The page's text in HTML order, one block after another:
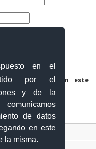
en el
por el
y de la
de datos
en este
la misma.
y web en este
Digital